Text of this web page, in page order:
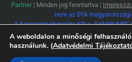
Partner | Minden jog fenntartva |
nem az SFA
A Sanipump Hungária Kft a
függetlenül, de az SFA
A weboldalon a minőségi
használunk. (Adatvédelmi